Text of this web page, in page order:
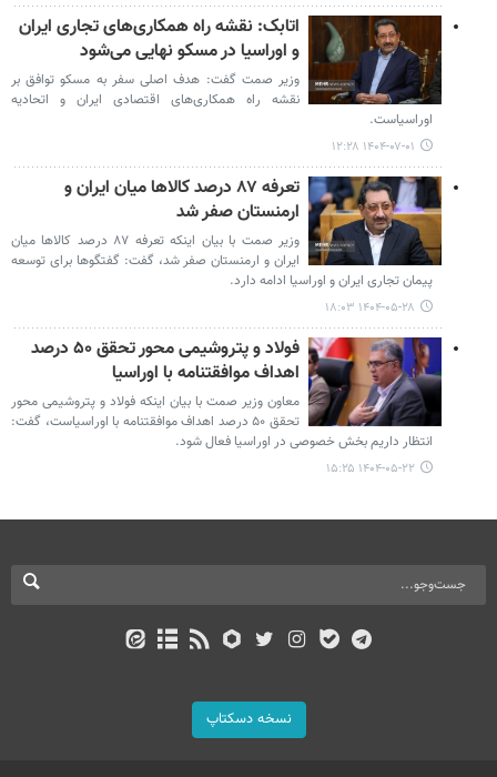
اتابک: نقشه راه همکاری‌های تجاری ایران
و اوراسیا در مسکو نهایی می‌شود
وزیر صمت گفت: هدف اصلی سفر به مسکو توافق بر
نقشه راه همکاری‌های اقتصادی ایران و اتحادیه
اوراسیاست.
۱۴۰۴-۰۷-۰۱ ۱۲:۲۸
تعرفه ۸۷ درصد کالاها میان ایران و
ارمنستان صفر شد
وزیر صمت با بیان اینکه تعرفه ۸۷ درصد کالاها میان
ایران و ارمنستان صفر شد، گفت: گفتگوها برای توسعه
پیمان تجاری ایران و اوراسیا ادامه دارد.
۱۴۰۴-۰۵-۲۸ ۱۸:۰۳
فولاد و پتروشیمی محور تحقق ۵۰ درصد
اهداف موافقتنامه با اوراسیا
معاون وزیر صمت با بیان اینکه فولاد و پتروشیمی محور
تحقق ۵۰ درصد اهداف موافقتنامه با اوراسیاست، گفت:
انتظار داریم بخش خصوصی در اوراسیا فعال شود.
۱۴۰۴-۰۵-۲۲ ۱۵:۲۵
نسخه دسکتاپ